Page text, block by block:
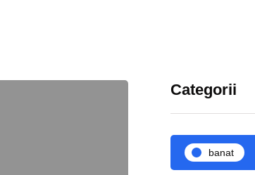
Categorii
banat